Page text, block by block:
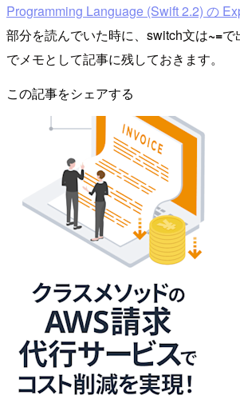
Programming Language (Swift 2.2) の
部分を読んでいた時に、switch文は~=で
でメモとして記事に残しておきます。
この記事をシェアする